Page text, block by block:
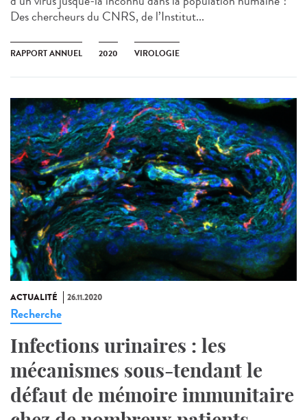
Des chercheurs du CNRS, de l’Institut...
RAPPORT ANNUEL 2020 VIROLOGIE
ACTUALITÉ 26.11.2020
Recherche
Infections urinaires : les
mécanismes sous-tendant le
défaut de mémoire immunitaire